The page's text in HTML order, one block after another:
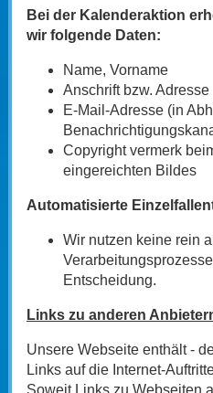
Bei der Kalenderaktion
wir folgende Daten:
Name, Vorname
Anschrift bzw. Adresse
E-Mail-Adresse (in
Copyright vermerk
eingereichten Bildes
Automatisierte
Wir nutzen keine rein
Entscheidung.
Links zu anderen
Unsere Webseite enthält -
Links auf die Internet-
Soweit Links zu Webseiten